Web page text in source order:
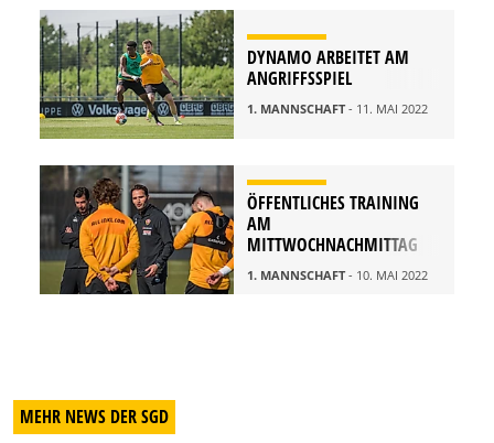
DYNAMO ARBEITET AM
ANGRIFFSSPIEL
1. MANNSCHAFT- 11. MAI 2022
ÖFFENTLICHES TRAINING
AM
MITTWOCHNACHMITTAG
1. MANNSCHAFT- 10. MAI 2022
MEHR NEWS DER SGD